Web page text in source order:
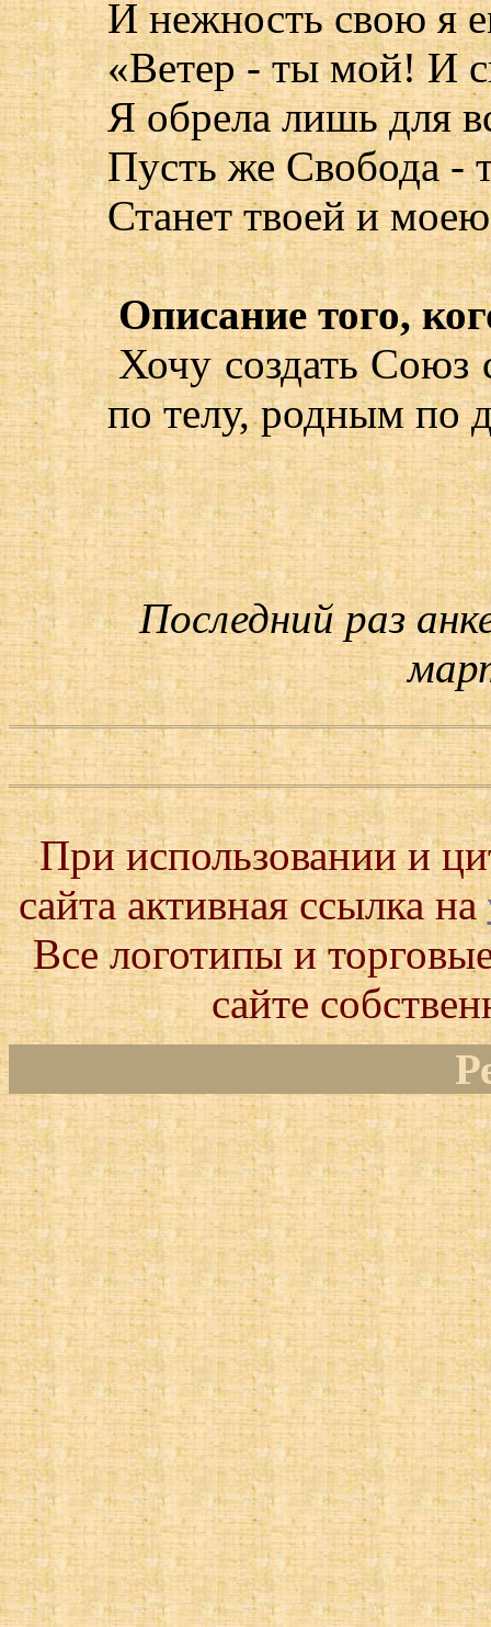
И нежность свою я
«Ветер - ты мой! И
Я обрела лишь для
Пусть же Свобода -
Станет твоей и
Описание того,
Хочу создать
по телу, родным по
Последний раз
При использовании и
сайта активная ссылка на
Все логотипы и
сайте